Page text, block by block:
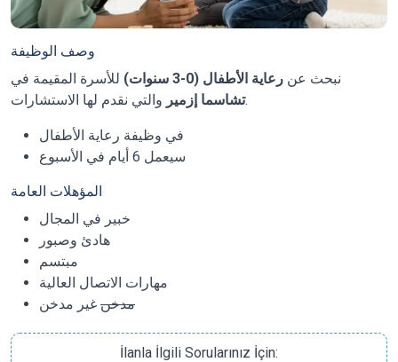
وصف الوظيفة
نبحث عن رعاية الأطفال (0-3 سنوات)
للأسرة المقيمة في
تشاسما إزميروالتي نقدم لها الاستشارات.
في وظيفة رعاية الأطفال
سيعمل 6 أيام في الأسبوع
المؤهلات العامة
خبير في المجال
هادئ وصبور
مبتسم
مهارات الاتصال العالية
مدخن غير مدخن
İlanla İlgili Sorularınız İçin: